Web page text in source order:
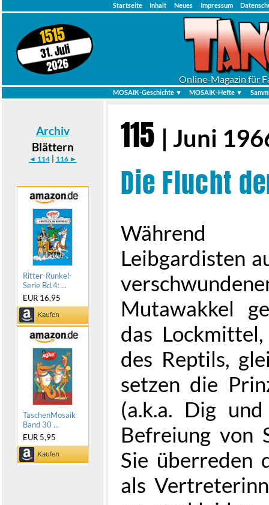
Startseite Inhalt Neues Impressum
1515
31. Juli
2026
Online-Magazin für
MOSAIK-Geschichte ▼ MOSAIK-Hefte ▼
Archiv
Blättern
◄ 114| 116 ►
Ritter-Runkel-
Serie Bd.4: ...
EUR 16,95
TaschenMosaik
Band 30 ...
EUR 5,95
115 | Juni
Die Flucht
Während
Leibgardisten
Mutawakkel
das
des Reptils,
setzen die
(a.k.a. Dig
Befreiung von
Sie überreden
als